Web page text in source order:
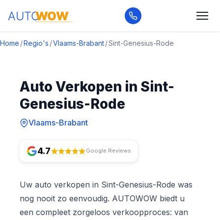
Home /Regio's /Vlaams-Brabant/Sint-Genesius-Rode
Auto Verkopen in Sint-
Genesius-Rode
Vlaams-Brabant
4.7 Google Reviews
Uw auto verkopen in Sint-Genesius-Rode was
nog nooit zo eenvoudig. AUTOWOW biedt u
een compleet zorgeloos verkoopproces: van